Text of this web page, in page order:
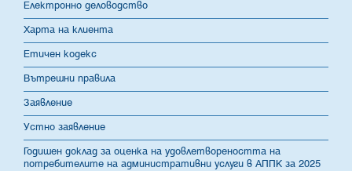
Електронно деловодство
Харта на клиента
Етичен кодекс
Вътрешни правила
Заявление
Устно заявление
Годишен доклад за оценка на удовлетвореността на
потребителите на административни услуги в АППК за 2025